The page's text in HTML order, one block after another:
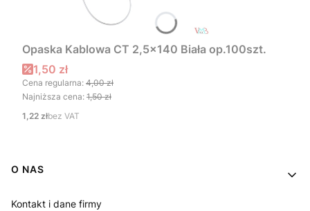
Opaska Kablowa CT 2,5x140 Biała op.100szt.
Cena promocyjna
1,50 zł
Cena regularna: 4,00 zł
Najniższa cena: 1,50 zł
Cena
1,22 złbez VAT
Linki w stopce
O NAS
Kontakt i dane firmy